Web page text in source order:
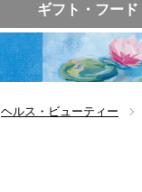
ギフト・フード
ヘルス・ビューティー